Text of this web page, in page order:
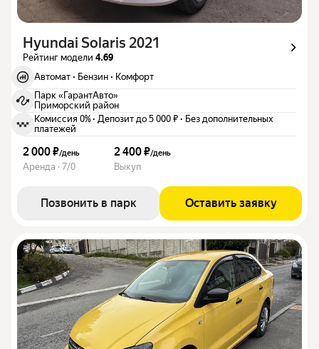
Hyundai Solaris 2021
Рейтинг модели 4.69
Автомат · Бензин · Комфорт
Парк «ГарантАвто»
Приморский район
Комиссия 0%· Депозит до 5 000 ₽ · Без дополнительных
платежей
2 000 ₽/день
Аренда · 7/0
2 400 ₽/день
Выкуп
Позвонить в парк Оставить заявку